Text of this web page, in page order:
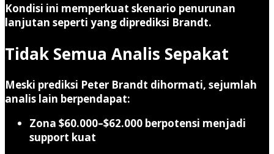
Kondisi ini memperkuat skenario penurunan
lanjutan seperti yang diprediksi Brandt.
Tidak Semua Analis Sepakat
Meski prediksi Peter Brandt dihormati, sejumlah
analis lain berpendapat:
Zona $60.000–$62.000 berpotensi menjadi
support kuat